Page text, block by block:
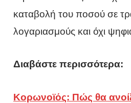
καταβολή του ποσού σε
λογαριασμούς και όχι
Διαβάστε περισσότερα:
Κορωνοϊός: Πώς θα